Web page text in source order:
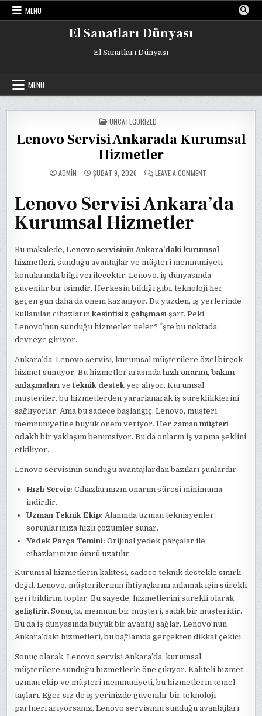
Skip
MENU
El Sanatları Dünyası
El Sanatları Dünyası
MENU
POSTED
IN
UNCATEGORIZED
Lenovo Servisi Ankarada Kurumsal
Hizmetler
ADMIN ŞUBAT 9, 2026 LEAVE A COMMENT
KURUMSAL
HIZMETLER
Lenovo Servisi Ankara’da
Kurumsal Hizmetler
Bu makalede,Lenovo servisinin Ankara’daki kurumsal
hizmetleri, sunduğu avantajlar ve müşteri memnuniyeti
konularında bilgi verilecektir. Lenovo, iş dünyasında
güvenilir bir isimdir. Herkesin bildiği gibi, teknoloji her
geçen gün daha da önem kazanıyor. Bu yüzden, iş yerlerinde
kullanılan cihazlarınkesintisiz çalışması şart. Peki,
Lenovo’nun sunduğu hizmetler neler? İşte bu noktada
devreye giriyor.
Ankara’da, Lenovo servisi, kurumsal müşterilere özel birçok
hizmet sunuyor. Bu hizmetler arasındahızlı onarım,bakım
anlaşmaları veteknik destek yer alıyor. Kurumsal
müşteriler, bu hizmetlerden yararlanarak iş sürekliliklerini
sağlıyorlar. Ama bu sadece başlangıç. Lenovo, müşteri
memnuniyetine büyük önem veriyor. Her zamanmüşteri
odaklıbir yaklaşım benimsiyor. Bu da onların iş yapma şeklini
etkiliyor.
Lenovo servisinin sunduğu avantajlardan bazıları şunlardır:
Hızlı Servis: Cihazlarınızın onarım süresi minimuma
indirilir.
Uzman Teknik Ekip: Alanında uzman teknisyenler,
sorunlarınıza hızlı çözümler sunar.
Yedek Parça Temini: Orijinal yedek parçalar ile
cihazlarınızın ömrü uzatılır.
Kurumsal hizmetlerin kalitesi, sadece teknik destekle sınırlı
değil. Lenovo, müşterilerinin ihtiyaçlarını anlamak için sürekli
geri bildirim toplar. Bu sayede, hizmetlerini sürekli olarak
geliştirir. Sonuçta, memnun bir müşteri, sadık bir müşteridir.
Bu da iş dünyasında büyük bir avantaj sağlar. Lenovo’nun
Ankara’daki hizmetleri, bu bağlamda gerçekten dikkat çekici.
Sonuç olarak, Lenovo servisi Ankara’da, kurumsal
müşterilere sunduğu hizmetlerle öne çıkıyor. Kaliteli hizmet,
uzman ekip ve müşteri memnuniyeti, bu hizmetlerin temel
taşları. Eğer siz de iş yerinizde güvenilir bir teknoloji
partneri arıyorsanız, Lenovo servisinin sunduğu avantajları